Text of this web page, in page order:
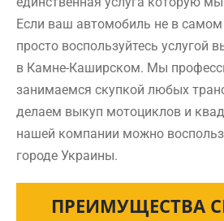
Если ваш автомобиль не в
просто воспользуйтесь услугой
в Камне-Каширском. Мы
занимаемся скупкой любых
делаем выкуп мотоциклов и
нашей компании можно
городе Украины.
ПРЕИМУЩЕСТВА